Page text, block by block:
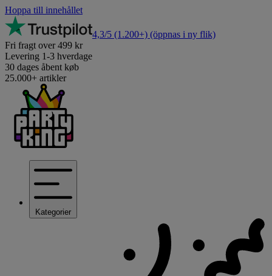
Hoppa till innehållet
4,3/5 (1.200+) (öppnas i ny flik)
Fri fragt over 499 kr
Levering 1-3 hverdage
30 dages åbent køb
25.000+ artikler
Kategorier